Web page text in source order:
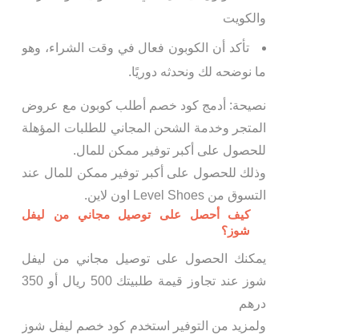
والكويت
تأكد أن الكوبون فعال في وقت الشراء، وهو
ما نوضحه لك ونحدثه دوريًا.
نصيحة: أدمج كود خصم أطلب كوبون مع عروض
المتجر وخدمة الشحن المجاني للطلبات المؤهلة
للحصول على أكبر توفير ممكن للمال.
وذلك للحصول على أكبر توفير ممكن للمال عند
التسوق من Level Shoes اون لاين.
كيف أحصل على توصيل مجاني من ليفل
شوز؟
يمكنك الحصول على توصيل مجاني من ليفل
شوز عند تجاوز قيمة طلبيتك 500 ريال أو 350
درهم
ولمزيد من التوفير استخدم كود خصم ليفل شوز